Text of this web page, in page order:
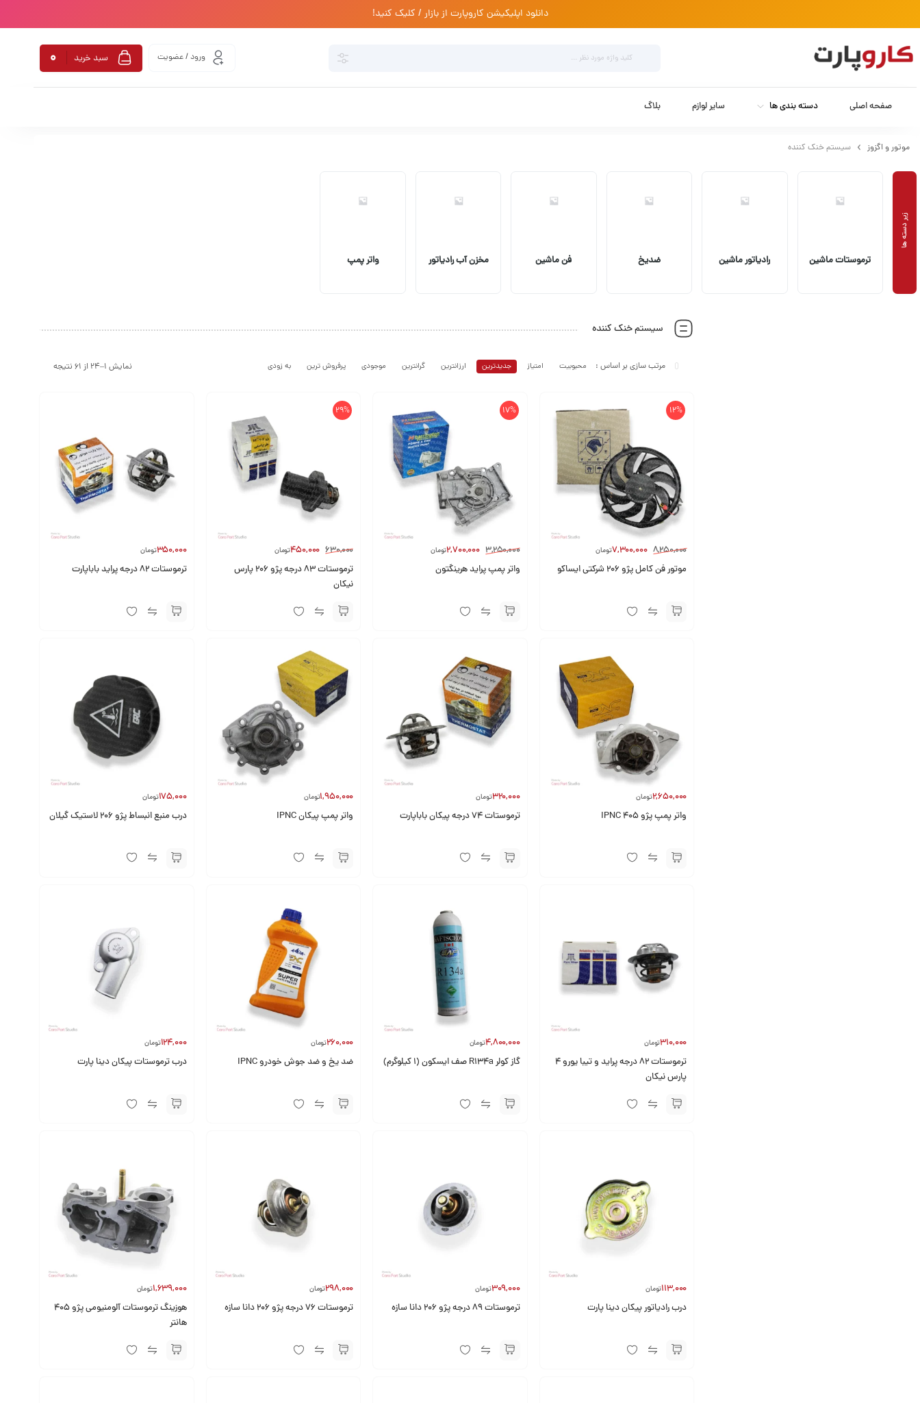
دانلود اپلیکیشن کاروپارت از بازار / کلیک کنید!
ورود / عضویت سبد خرید 0
صفحه اصلی دسته بندی ها سایر لوازم بلاگ
موتور و اگزوز سیستم خنک کننده
ترموستات ماشین رادیاتور ماشین ضدیخ فن ماشین مخزن آب رادیاتور واتر پمپ
سیستم خنک کننده
نمایش 1–24 از 61 نتیجه محبوبیت امتیاز جدیدترین ارزانترین گرانترین موجودی پرفروش ترین به زودی
12%
8,250,000
7,300,000تومان
موتور فن کامل پژو ۲۰۶ شرکتی ایساکو
17%
3,250,000
2,700,000تومان
واتر پمپ پراید هرینگتون
29%
630,000
450,000تومان
ترموستات 83 درجه پژو 206 پارس
نیکان
350,000تومان
ترموستات 82 درجه پراید باباپارت
2,650,000تومان
واتر پمپ پژو 405 IPNC
320,000تومان
ترموستات 74 درجه پیکان باباپارت
1,950,000تومان
واتر پمپ پیکان IPNC
175,000تومان
درب منبع انبساط پژو 206 لاستیک گیلان
310,000تومان
ترموستات 82 درجه پراید و تیبا یورو 4
پارس نیکان
4,800,000تومان
گاز کولر R134a صف ایسکون (1 کیلوگرم)
260,000تومان
ضد یخ و ضد جوش خودرو IPNC
124,000تومان
درب ترموستات پیکان دینا پارت
113,000تومان
درب رادیاتور پیکان دینا پارت
309,000تومان
ترموستات 89 درجه پژو 206 دانا سازه
298,000تومان
ترموستات 76 درجه پژو 206 دانا سازه
1,639,000تومان
هوزینگ ترموستات آلومنیومی پژو 405
هانتر